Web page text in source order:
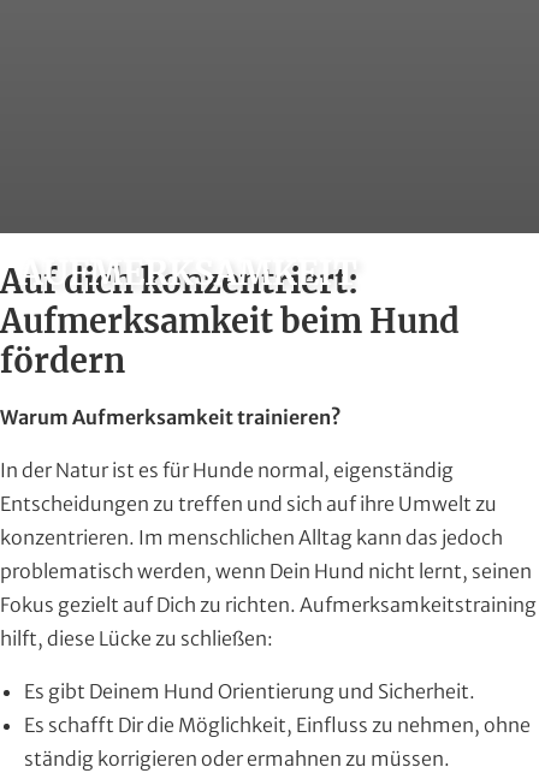
AUFMERKSAMKEIT
Auf dich konzentriert:
Aufmerksamkeit beim Hund
fördern
Warum Aufmerksamkeit trainieren?
In der Natur ist es für Hunde normal, eigenständig
Entscheidungen zu treffen und sich auf ihre Umwelt zu
konzentrieren. Im menschlichen Alltag kann das jedoch
problematisch werden, wenn Dein Hund nicht lernt, seinen
Fokus gezielt auf Dich zu richten. Aufmerksamkeitstraining
hilft, diese Lücke zu schließen:
Es gibt Deinem Hund Orientierung und Sicherheit.
Es schafft Dir die Möglichkeit, Einfluss zu nehmen, ohne
ständig korrigieren oder ermahnen zu müssen.